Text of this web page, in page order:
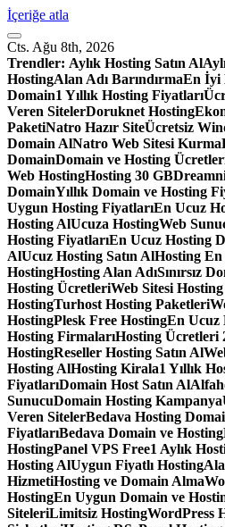
İçeriğe atla
Cts. Ağu 8th, 2026
Trendler: Aylık Hosting Satın Al
HostingAlan Adı BarındırmaEn İyi
Domain1 Yıllık Hosting Fiyatları
Veren SitelerDoruknet Hosting
PaketiNatro Hazır SiteÜcretsiz
Domain AlNatro Web Sitesi Kurma
DomainDomain ve Hosting
Web HostingHosting 30 GB
DomainYıllık Domain ve Hosting
Uygun Hosting FiyatlarıEn Ucuz
Hosting AlUcuza HostingWeb
Hosting FiyatlarıEn Ucuz Hosting
AlUcuz Hosting Satın AlHosting En
HostingHosting Alan AdıSınırsız
Hosting ÜcretleriWeb Sitesi
HostingTurhost Hosting Paketleri
HostingPlesk Free HostingEn Ucuz
Hosting FirmalarıHosting Ücretleri
HostingReseller Hosting Satın Al
Hosting AlHosting Kirala1 Yıllık
FiyatlarıDomain Host Satın Al
SunucuDomain Hosting Kampanya
Veren SitelerBedava Hosting
FiyatlarıBedava Domain ve Hosting
HostingPanel VPS Free1 Aylık
Hosting AlUygun Fiyatlı Hosting
HizmetiHosting ve Domain Alma
HostingEn Uygun Domain ve
SiteleriLimitsiz HostingWordPress